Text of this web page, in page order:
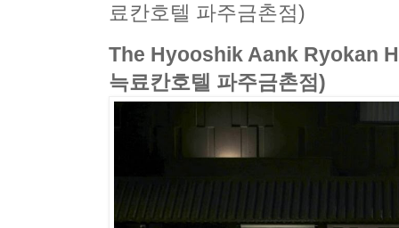
료칸호텔 파주금촌점)
The Hyooshik Aank Ryokan
늑료칸호텔 파주금촌점)